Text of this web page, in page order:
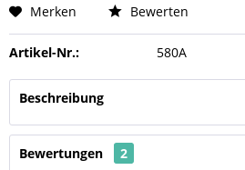
Merken Bewerten
Artikel-Nr.: 580A
Beschreibung
Bewertungen
2